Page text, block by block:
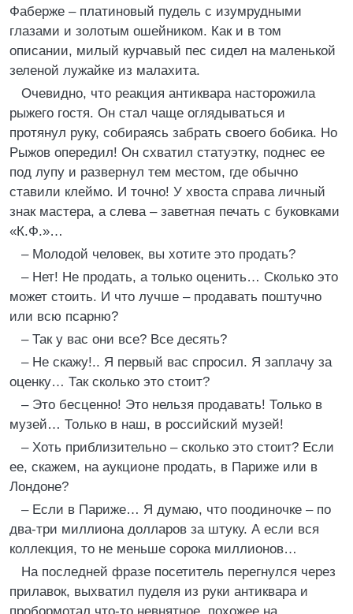
Фаберже – платиновый пудель с изумрудными
глазами и золотым ошейником. Как и в том
описании, милый курчавый пес сидел на маленькой
зеленой лужайке из малахита.
Очевидно, что реакция антиквара насторожила
рыжего гостя. Он стал чаще оглядываться и
протянул руку, собираясь забрать своего бобика. Но
Рыжов опередил! Он схватил статуэтку, поднес ее
под лупу и развернул тем местом, где обычно
ставили клеймо. И точно! У хвоста справа личный
знак мастера, а слева – заветная печать с буковками
«К.Ф.»…
– Молодой человек, вы хотите это продать?
– Нет! Не продать, а только оценить… Сколько это
может стоить. И что лучше – продавать поштучно
или всю псарню?
– Так у вас они все? Все десять?
– Не скажу!.. Я первый вас спросил. Я заплачу за
оценку… Так сколько это стоит?
– Это бесценно! Это нельзя продавать! Только в
музей… Только в наш, в российский музей!
– Хоть приблизительно – сколько это стоит? Если
ее, скажем, на аукционе продать, в Париже или в
Лондоне?
– Если в Париже… Я думаю, что поодиночке – по
два-три миллиона долларов за штуку. А если вся
коллекция, то не меньше сорока миллионов…
На последней фразе посетитель перегнулся через
прилавок, выхватил пуделя из руки антиквара и